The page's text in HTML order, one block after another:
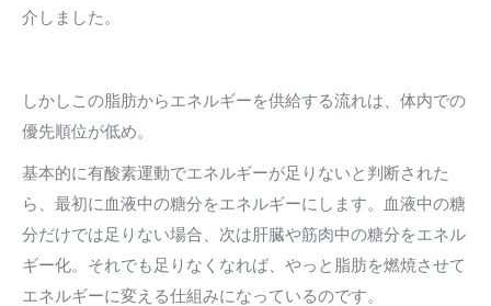
介しました。
しかしこの脂肪からエネルギーを供給する流れは、体内での
優先順位が低め。
基本的に有酸素運動でエネルギーが足りないと判断された
ら、最初に血液中の糖分をエネルギーにします。血液中の糖
分だけでは足りない場合、次は肝臓や筋肉中の糖分をエネル
ギー化。それでも足りなくなれば、やっと脂肪を燃焼させて
エネルギーに変える仕組みになっているのです。